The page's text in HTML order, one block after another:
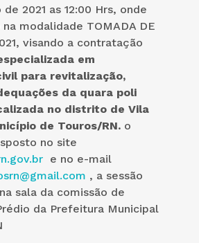
2021 as 12:00 Hrs, onde
modalidade TOMADA DE
visando a contratação
em
para revitalização,
da quara poli
no distrito de Vila
de Touros/RN. o
no site
e no e-mail
, a sessão
sala da comissão de
da Prefeitura Municipal